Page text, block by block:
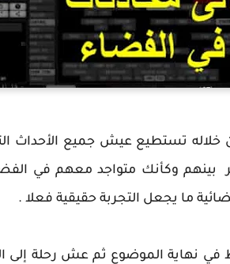
بينهم وكأنك متواجد معهم في
ما يجعل التجربة حقيقية فعلا .
في نهاية الموضوع ثم عش رحلة